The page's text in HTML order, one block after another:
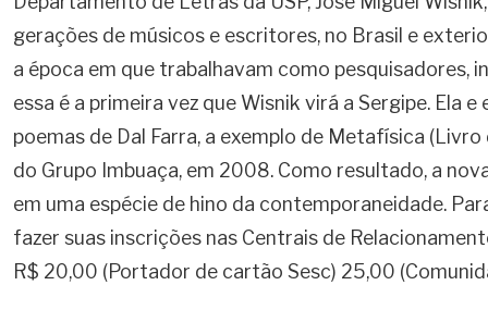
gerações de músicos e escritores, no Brasil e
a época em que trabalhavam como
essa é a primeira vez que Wisnik virá a Sergipe. Ela
poemas de Dal Farra, a exemplo de Metafísica (Livro
do Grupo Imbuaça, em 2008. Como resultado, a
em uma espécie de hino da contemporaneidade.
fazer suas inscrições nas Centrais de
R$ 20,00 (Portador de cartão Sesc) 25,00